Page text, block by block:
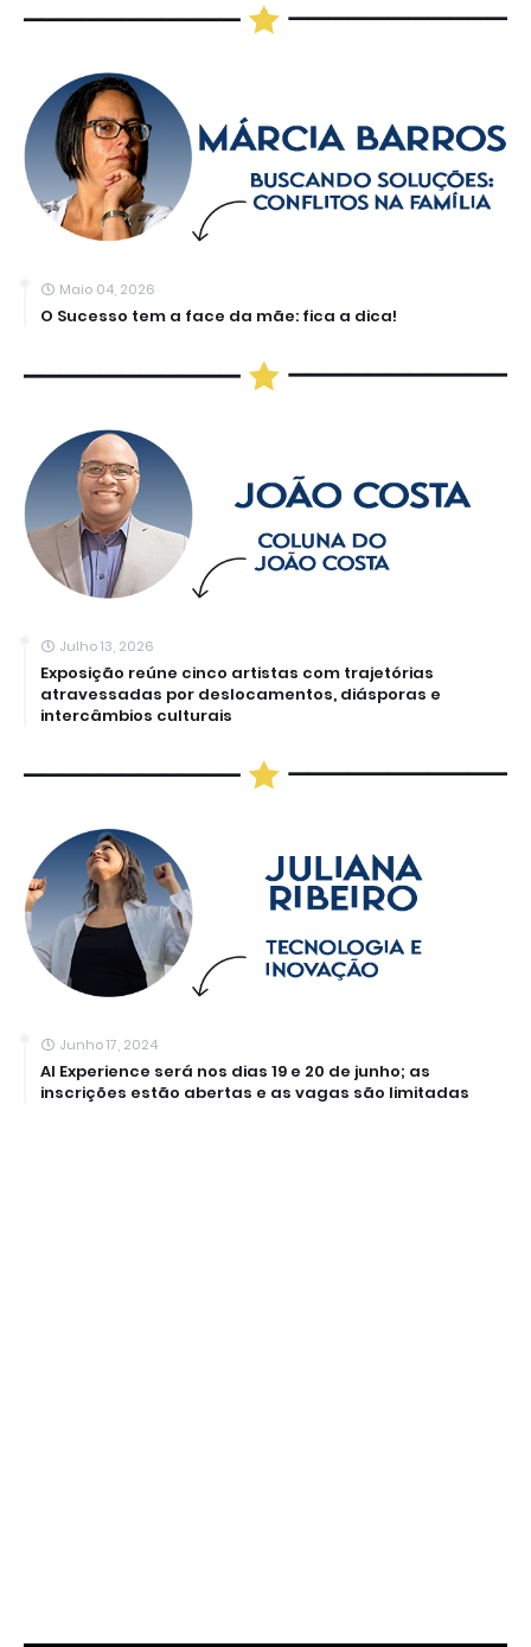
Maio 04, 2026
O Sucesso tem a face da mãe: fica a dica!
Julho 13, 2026
Exposição reúne cinco artistas com trajetórias
atravessadas por deslocamentos, diásporas e
intercâmbios culturais
Junho 17, 2024
AI Experience será nos dias 19 e 20 de junho; as
inscrições estão abertas e as vagas são limitadas